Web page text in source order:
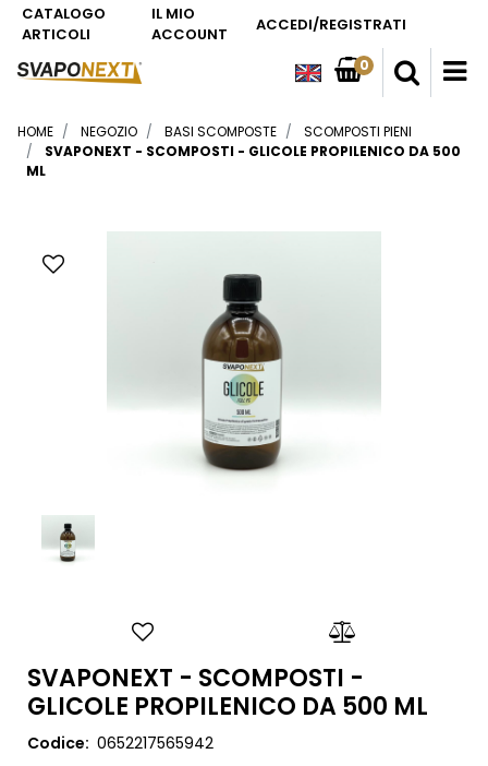
CATALOGO
ARTICOLI
IL MIO
ACCOUNT
ACCEDI/REGISTRATI
0
HOME NEGOZIO BASI SCOMPOSTE
SCOMPOSTI PIENI
SVAPONEXT - SCOMPOSTI - GLICOLE PROPILENICO DA 500
ML
SVAPONEXT - SCOMPOSTI -
GLICOLE PROPILENICO DA 500 ML
Codice: 0652217565942